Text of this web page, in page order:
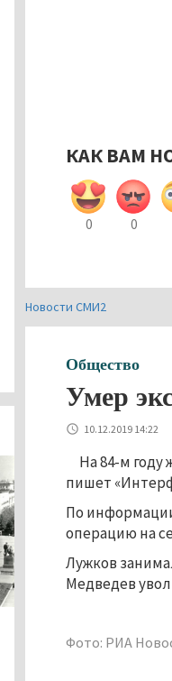
КАК ВАМ
0 0
Новости СМИ2
Общество
Умер
10.12.2019 14:22
На 84-м
пишет
По
операцию на
Лужков
Медведев
Фото: РИА